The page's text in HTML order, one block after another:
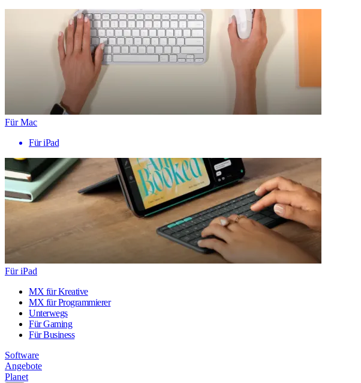
Für Mac
Für iPad
Für iPad
MX für Kreative
MX für Programmierer
Unterwegs
Für Gaming
Für Business
Software
Angebote
Planet